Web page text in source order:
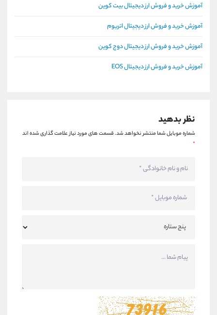
آموزش خرید و فروش ارز دیجیتال بیت کوین
آموزش خرید و فروش ارز دیجیتال اتریوم
آموزش خرید و فروش ارز دیجیتال دوج کوین
آموزش خرید و فروش ارز دیجیتال EOS
نظر بدهید
شماره موبایل شما منتشر نخواهد شد.قسمت های مورد نیاز علامت گذاری شده اند
*